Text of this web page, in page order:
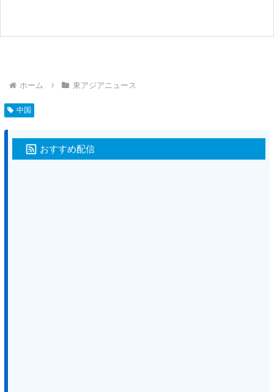
ホーム 東アジアニュース
中国
おすすめ配信